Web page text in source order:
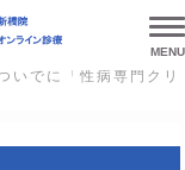
MENU
いでに「性病専門クリ